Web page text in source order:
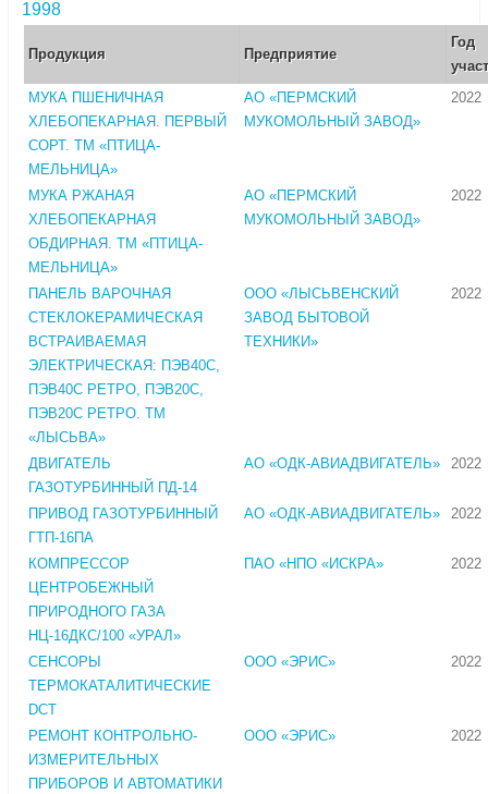
1998
Продукция Предприятие
Год
МУКА ПШЕНИЧНАЯ
ХЛЕБОПЕКАРНАЯ. ПЕРВЫЙ
СОРТ. ТМ «ПТИЦА-
МЕЛЬНИЦА»
АО «ПЕРМСКИЙ
МУКОМОЛЬНЫЙ ЗАВОД»
2022
МУКА РЖАНАЯ
ХЛЕБОПЕКАРНАЯ
ОБДИРНАЯ. ТМ «ПТИЦА-
МЕЛЬНИЦА»
АО «ПЕРМСКИЙ
МУКОМОЛЬНЫЙ ЗАВОД»
2022
ПАНЕЛЬ ВАРОЧНАЯ
СТЕКЛОКЕРАМИЧЕСКАЯ
ВСТРАИВАЕМАЯ
ЭЛЕКТРИЧЕСКАЯ: ПЭВ40С,
ПЭВ40С РЕТРО, ПЭВ20С,
ПЭВ20С РЕТРО. ТМ
«ЛЫСЬВА»
ООО «ЛЫСЬВЕНСКИЙ
ЗАВОД БЫТОВОЙ
ТЕХНИКИ»
2022
ДВИГАТЕЛЬ
ГАЗОТУРБИННЫЙ ПД-14
АО «ОДК-АВИАДВИГАТЕЛЬ» 2022
ПРИВОД ГАЗОТУРБИННЫЙ
ГТП-16ПА
АО «ОДК-АВИАДВИГАТЕЛЬ» 2022
КОМПРЕССОР
ЦЕНТРОБЕЖНЫЙ
ПРИРОДНОГО ГАЗА
НЦ-16ДКС/100 «УРАЛ»
ПАО «НПО «ИСКРА» 2022
СЕНСОРЫ
ТЕРМОКАТАЛИТИЧЕСКИЕ
DCT
ООО «ЭРИС» 2022
РЕМОНТ КОНТРОЛЬНО-
ИЗМЕРИТЕЛЬНЫХ
ПРИБОРОВ И АВТОМАТИКИ
ООО «ЭРИС» 2022